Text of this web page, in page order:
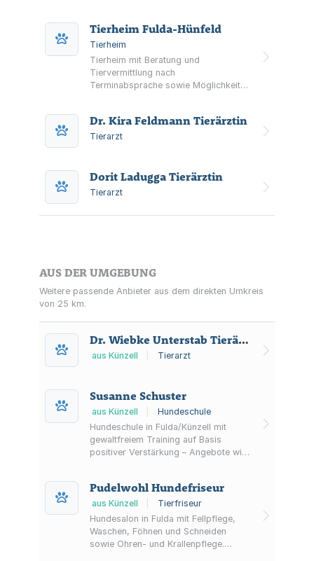
Lehrgängen, Terminen und Galerie.
Tierheim Fulda-Hünfeld
Tierheim
Tierheim mit Beratung und
Tiervermittlung nach
Terminabsprache sowie Möglichkeiten
Informationen zur Hundeschule des
Vereins (derzeit ausgesetzt).
Dr. Kira Feldmann Tierärztin
Tierarzt
Dorit Ladugga Tierärztin
Tierarzt
AUS DER UMGEBUNG
Weitere passende Anbieter aus dem direkten Umkreis
von 25 km.
Dr. Wiebke Unterstab Tierärztin
aus Künzell Tierarzt
Susanne Schuster
aus Künzell
Hundeschule
Hundeschule in Fulda/Künzell mit
gewaltfreiem Training auf Basis
positiver Verstärkung – Angebote wie
Walks, Mantrailing und Beratung (auch
online).
Pudelwohl Hundefriseur
aus Künzell
Tierfriseur
Hundesalon in Fulda mit Fellpflege,
Waschen, Föhnen und Schneiden
sowie Ohren- und Krallenpflege.